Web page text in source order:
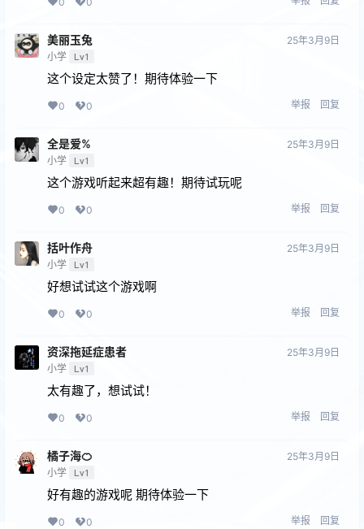
美丽玉兔
小学 Lv1
25年3月9日
这个设定太赞了！期待体验一下
0 0 举报 回复
全是爱%
小学 Lv1
25年3月9日
这个游戏听起来超有趣！期待试玩呢
0 0 举报 回复
括叶作舟
小学 Lv1
25年3月9日
好想试试这个游戏啊
0 0 举报 回复
资深拖延症患者
小学 Lv1
25年3月9日
太有趣了，想试试！
0 0 举报 回复
橘子海🍊
小学 Lv1
25年3月9日
好有趣的游戏呢 期待体验一下
0 0 举报 回复